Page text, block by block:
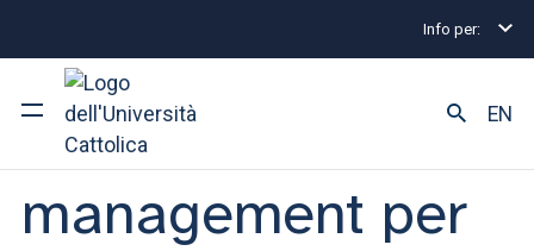
Info per:
Ateneo
EN
Economia
FACOLTÀ DI: ECONOMIA E GIURISPRUDENZA
Economia e
management per